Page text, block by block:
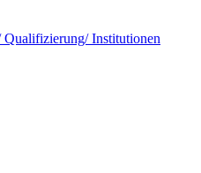
Qualifizierung/ Institutionen